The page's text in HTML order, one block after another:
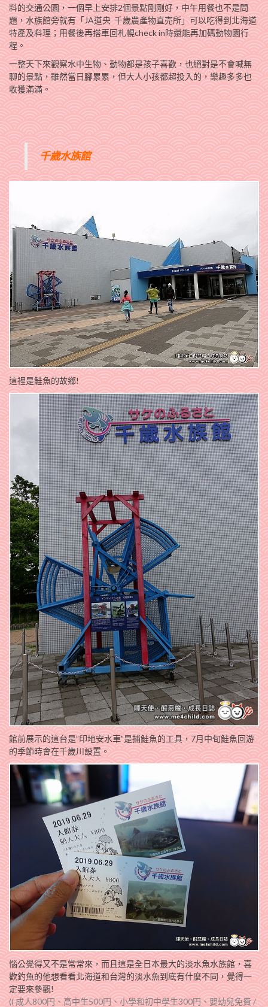
料的交通公園，一個早上安排2個景點剛剛好，中午用餐也不是問
題，水族館旁就有「JA道央 千歲農產物直売所」可以吃得到北海道
特產及料理；用餐後再搭車回札幌check in時還能再加碼動物園行
程。
一整天下來觀察水中生物、動物都是孩子喜歡，也絕對是不會喊無
聊的景點，雖然當日腳累累，但大人小孩都超投入的，樂趣多多也
收獲滿滿。
千歲水族館
這裡是鮭魚的故鄉!
館前展示的這台是”印地安水車”是捕鮭魚的工具，7月中旬鮭魚回游
的季節時會在千歲川設置。
惱公覺得又不是常常來，而且這是全日本最大的淡水魚水族館，喜
歡釣魚的他想看看北海道和台灣的淡水魚到底有什麼不同，覺得一
定要來參觀!
(( 成人800円、高中生500円、小學和初中學生300円、嬰幼兒免費 /